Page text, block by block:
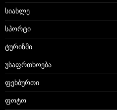
სიახლე
სპორტი
ტურიზმი
უსაფრთხოება
ფეხბურთი
ფოტო